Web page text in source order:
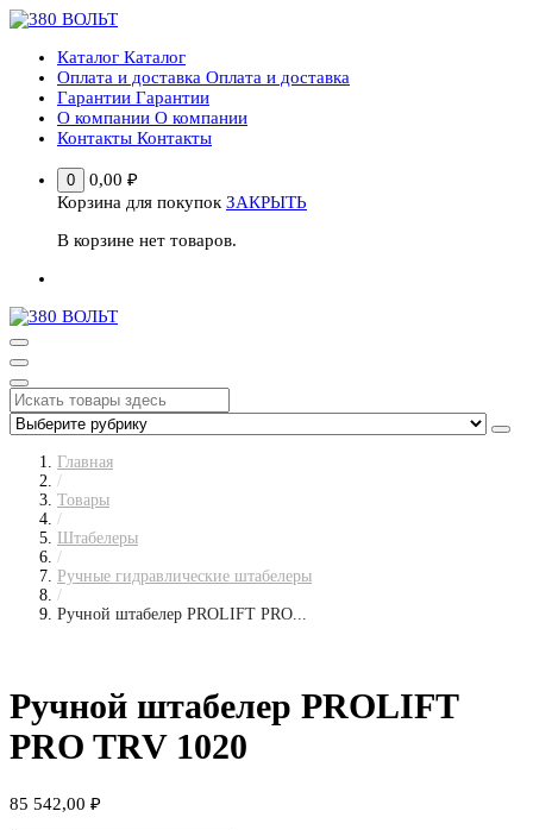
Перейти
содержимому
Каталог Каталог
Оплата и доставка Оплата и доставка
Гарантии Гарантии
О компании О компании
Контакты Контакты
0 0,00 ₽
Корзина для покупок ЗАКРЫТЬ
В корзине нет товаров.
Главная
/
Товары
/
Штабелеры
/
Ручные гидравлические штабелеры
/
Ручной штабелер PROLIFT PRO...
Ручной штабелер PROLIFT
PRO TRV 1020
85 542,00 ₽